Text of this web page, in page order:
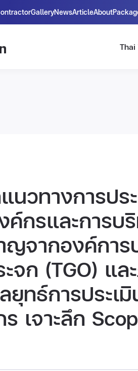
GalleryNewsArticleAbout
Thai
นวทางการปร
กรและการบ
ญจากองค์การ
จก (TGO) แล
ยุทธ์การประเ
เจาะลึก